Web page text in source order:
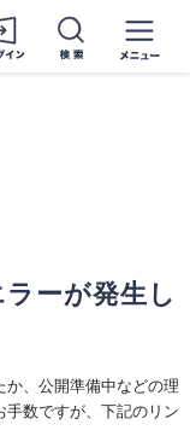
ーが発生し
、公開準備中などの理
数ですが、下記のリン